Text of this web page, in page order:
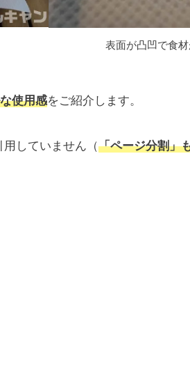
表面が凸凹で食
使用感をご紹介します。
していません（「ページ分割」